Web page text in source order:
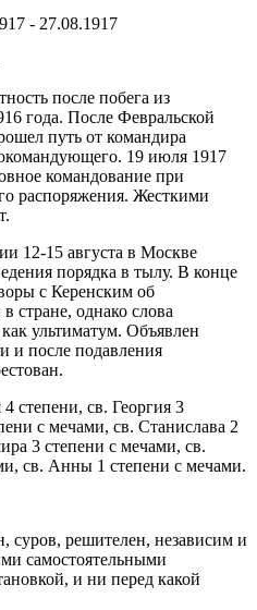
- 27.08.1917
после побега из
года. После Февральской
путь от командира
19 июля 1917
командование при
распоряжения. Жесткими
12-15 августа в Москве
порядка в тылу. В конце
с Керенским об
стране, однако слова
ультиматум. Объявлен
и после подавления
степени, св. Георгия 3
с мечами, св. Станислава 2
3 степени с мечами, св.
св. Анны 1 степени с мечами.
суров, решителен, независим и
самостоятельными
и ни перед какой